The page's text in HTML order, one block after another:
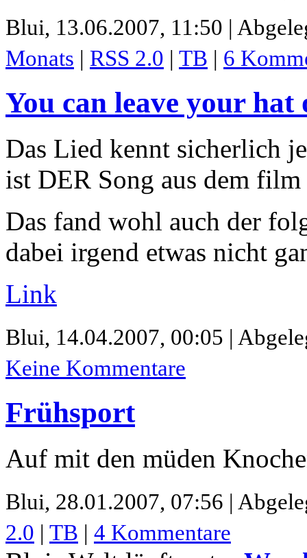
Blui, 13.06.2007, 11:50 |
Monats | RSS 2.0 | TB | 6
You can leave your hat
Das Lied kennt sicherlich
ist DER Song aus dem
Das fand wohl auch der
dabei irgend etwas nicht
Link
Blui, 14.04.2007, 00:05 |
Keine Kommentare
Frühsport
Auf mit den müden
Blui, 28.01.2007, 07:56 |
2.0 | TB | 4 Kommentare